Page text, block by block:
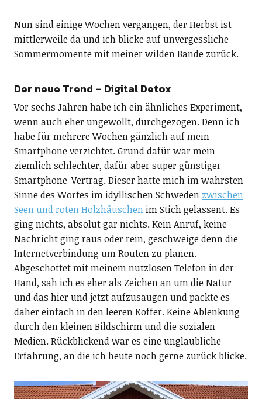
Nun sind einige Wochen vergangen, der Herbst ist
mittlerweile da und ich blicke auf unvergessliche
Sommermomente mit meiner wilden Bande zurück.
Der neue Trend – Digital Detox
Vor sechs Jahren habe ich ein ähnliches Experiment,
wenn auch eher ungewollt, durchgezogen. Denn ich
habe für mehrere Wochen gänzlich auf mein
Smartphone verzichtet. Grund dafür war mein
ziemlich schlechter, dafür aber super günstiger
Smartphone-Vertrag. Dieser hatte mich im wahrsten
Sinne des Wortes im idyllischen Schweden zwischen
Seen und roten Holzhäuschenim Stich gelassent. Es
ging nichts, absolut gar nichts. Kein Anruf, keine
Nachricht ging raus oder rein, geschweige denn die
Internetverbindung um Routen zu planen.
Abgeschottet mit meinem nutzlosen Telefon in der
Hand, sah ich es eher als Zeichen an um die Natur
und das hier und jetzt aufzusaugen und packte es
daher einfach in den leeren Koffer. Keine Ablenkung
durch den kleinen Bildschirm und die sozialen
Medien. Rückblickend war es eine unglaubliche
Erfahrung, an die ich heute noch gerne zurück blicke.